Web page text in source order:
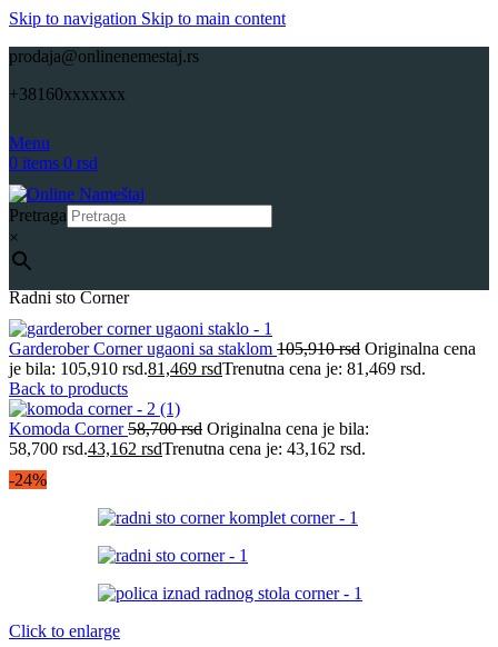
Skip to navigation Skip to main content
prodaja@onlinenemestaj.rs
+38160xxxxxxx
Menu
0 items 0 rsd
Pretraga
×
Radni sto Corner
Garderober Corner ugaoni sa staklom 105,910rsd Originalna cena
je bila: 105,910 rsd.81,469 rsdTrenutna cena je: 81,469 rsd.
Back to products
Komoda Corner58,700rsd Originalna cena je bila:
58,700 rsd.43,162 rsdTrenutna cena je: 43,162 rsd.
-24%
Click to enlarge